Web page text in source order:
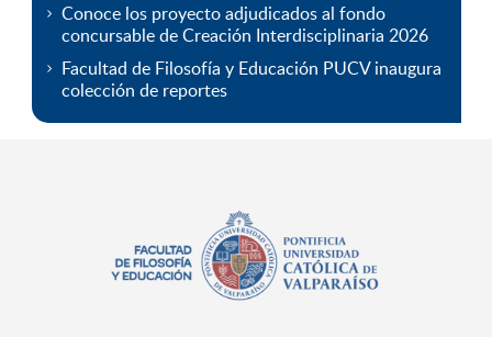
Conoce los proyecto adjudicados al fondo
concursable de Creación Interdisciplinaria 2026
Facultad de Filosofía y Educación PUCV inaugura
colección de reportes